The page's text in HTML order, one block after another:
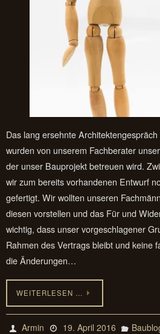
Das lang ersehnte
wurden von unserem Fachberater
der unser Bauprojekt betreuen wird.
wir zum bereits vorhandenen Entwurf
gefertigt. Wir wollten unseren
diesen vorstellen und das Für und
wichtig, dass unser vorgeschlagener
Rahmen des Vertrags bleibt und keine
die Änderungen…
WEITERLESEN …
Armin 19. April 2016